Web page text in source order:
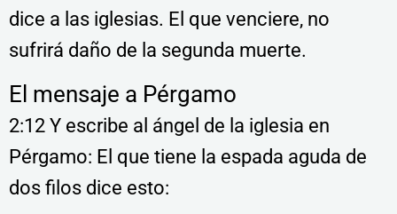
dice a las iglesias. El que venciere, no
sufrirá daño de la segunda muerte.
El mensaje a Pérgamo
2:12 Y escribe al ángel de la iglesia en
Pérgamo: El que tiene la espada aguda de
dos filos dice esto: